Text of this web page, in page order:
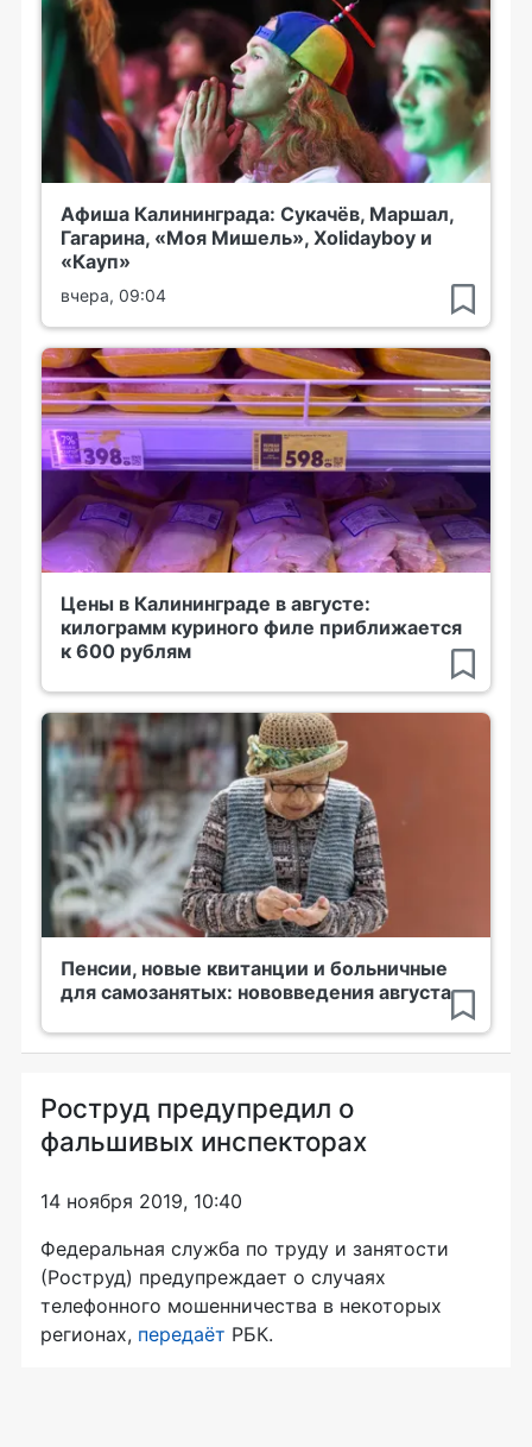
Афиша Калининграда: Сукачёв, Маршал,
Гагарина, «Моя Мишель», Xolidayboy и
«Кауп»
вчера, 09:04
Цены в Калининграде в августе:
килограмм куриного филе приближается
к 600 рублям
Пенсии, новые квитанции и больничные
для самозанятых: нововведения августа
Роструд предупредил о
фальшивых инспекторах
14 ноября 2019, 10:40
Федеральная служба по труду и занятости
(Роструд) предупреждает о случаях
телефонного мошенничества в некоторых
регионах, передаёт РБК.